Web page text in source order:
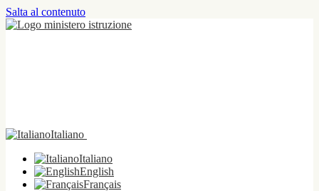
Salta al contenuto
Italiano
Italiano
English
Français